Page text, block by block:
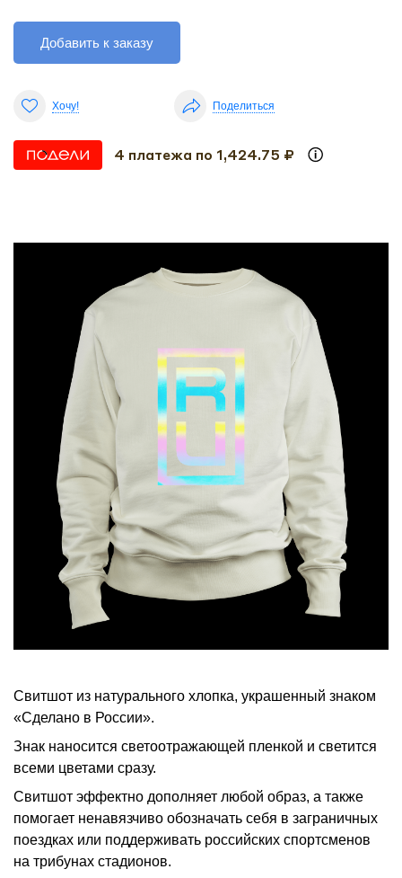
Добавить к заказу
Хочу! Поделиться
4 платежа по 1,424.75 ₽
Свитшот из натурального хлопка, украшенный знаком
«Сделано в России».
Знак наносится светоотражающей пленкой и светится
всеми цветами сразу.
Свитшот эффектно дополняет любой образ, а также
помогает ненавязчиво обозначать себя в заграничных
поездках или поддерживать российских спортсменов
на трибунах стадионов.